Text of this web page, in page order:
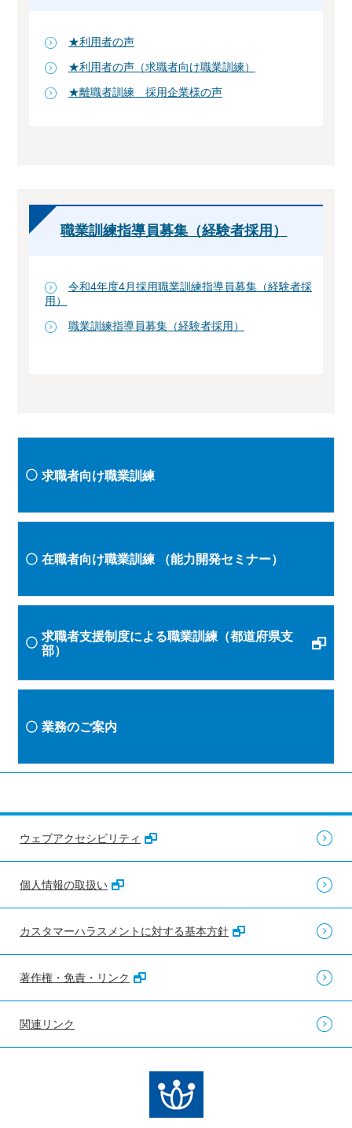
★利用者の声
★利用者の声（求職者向け職業訓練）
★離職者訓練 採用企業様の声
職業訓練指導員募集（経験者採用）
令和4年度4月採用職業訓練指導員募集（経験者採
用）
職業訓練指導員募集（経験者採用）
求職者向け職業訓練
在職者向け職業訓練 （能力開発セミナー）
求職者支援制度による職業訓練（都道府県支
部）
業務のご案内
ウェブアクセシビリティ
個人情報の取扱い
カスタマーハラスメントに対する基本方針
著作権・免責・リンク
関連リンク